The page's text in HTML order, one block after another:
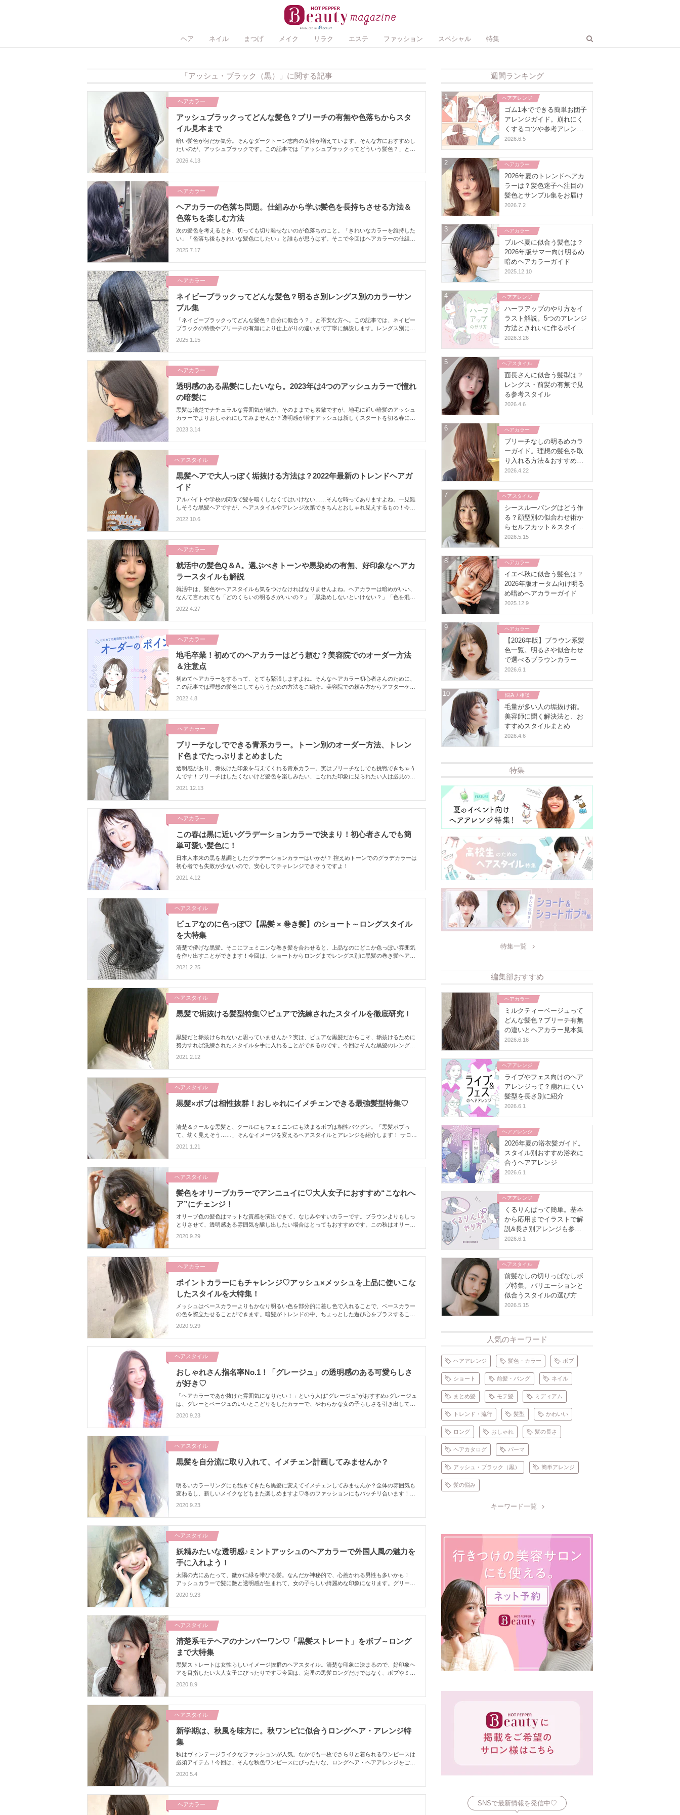
ヘア ネイル まつげ メイク リラク エステ ファッション スペシャル 特集
「アッシュ・ブラック（黒）」に関する記事
アッシュブラックってどんな髪色？ブリーチの有無や色落ちからスタ
イル見本まで
暗い髪色が何だか気分。そんなダークトーン志向の女性が増えています。そんな方におすすめし
たいのが、アッシュブラックです。この記事では「アッシュブラックってどういう髪色？」とい
ヘアカラー
2026.4.13
ヘアカラーの色落ち問題。仕組みから学ぶ髪色を長持ちさせる方法＆
色落ちを楽しむ方法
次の髪色を考えるとき、切っても切り離せないのが色落ちのこと。「きれいなカラーを維持した
い」「色落ち後もきれいな髪色にしたい」と誰もが思うはず。そこで今回はヘアカラーの仕組み
ヘアカラー
2025.7.17
ネイビーブラックってどんな髪色？明るさ別レングス別のカラーサン
プル集
「ネイビーブラックってどんな髪色？自分に似合う？」と不安な方へ。この記事では、ネイビー
ブラックの特徴やブリーチの有無により仕上がりの違いまで丁寧に解説します。レングス別にカ
ヘアカラー
2025.1.15
透明感のある黒髪にしたいなら。2023年は4つのアッシュカラーで憧れ
の暗髪に
黒髪は清楚でナチュラルな雰囲気が魅力。そのままでも素敵ですが、地毛に近い暗髪のアッシュ
カラーでよりおしゃれにしてみませんか？透明感が増すアッシュは新しくスタートを切る春にぴ
ヘアカラー
2023.3.14
黒髪ヘアで大人っぽく垢抜ける方法は？2022年最新のトレンドヘアガ
イド
アルバイトや学校の関係で髪を暗くしなくてはいけない……そんな時ってありますよね。一見難
しそうな黒髪ヘアですが、ヘアスタイルやアレンジ次第できちんとおしゃれ見えするもの！今回
ヘアスタイル
2022.10.6
就活中の髪色Q＆A。選ぶべきトーンや黒染めの有無、好印象なヘアカ
ラースタイルも解説
就活中は、髪色やヘアスタイルも気をつけなければなりませんよね。ヘアカラーは暗めがいい、
なんて言われても「どのくらいの明るさがいいの？」「黒染めしないといけない？」「色を混ぜ
ヘアカラー
2022.4.27
地毛卒業！初めてのヘアカラーはどう頼む？美容院でのオーダー方法
＆注意点
初めてヘアカラーをするって、とても緊張しますよね。そんなヘアカラー初心者さんのために、
この記事では理想の髪色にしてもらうための方法をご紹介。美容院での頼み方からアフターケア
ヘアカラー
2022.4.8
ブリーチなしでできる青系カラー。トーン別のオーダー方法、トレン
ド色までたっぷりまとめました
透明感があり、垢抜けた印象を与えてくれる青系カラー。実はブリーチなしでも挑戦できちゃう
んです！ブリーチはしたくないけど髪色を楽しみたい、こなれた印象に見られたい人は必見の青
ヘアカラー
2021.12.13
この春は黒に近いグラデーションカラーで決まり！初心者さんでも簡
単可愛い髪色に！
日本人本来の黒を基調としたグラデーションカラーはいかが？ 控えめトーンでのグラデカラーは
初心者でも失敗が少ないので、安心してチャレンジできそうですよ！
ヘアカラー
2021.4.12
ピュアなのに色っぽ♡【黒髪 × 巻き髪】のショート～ロングスタイル
を大特集
清楚で儚げな黒髪。そこにフェミニンな巻き髪を合わせると、上品なのにどこか色っぽい雰囲気
を作り出すことができます！今回は、ショートからロングまでレングス別に黒髪の巻き髪ヘアを
ヘアスタイル
2021.2.25
黒髪で垢抜ける髪型特集♡ピュアで洗練されたスタイルを徹底研究！
黒髪だと垢抜けられないと思っていませんか？実は、ピュアな黒髪だからこそ、垢抜けるために
努力すれば洗練されたスタイルを手に入れることができるのです。今回はそんな黒髪のレングス
ヘアスタイル
2021.2.12
黒髮×ボブは相性抜群！おしゃれにイメチェンできる最強髪型特集♡
清楚＆クールな黒髪と、クールにもフェミニンにも決まるボブは相性バツグン。「黒髪ボブっ
て、幼く見えそう……」そんなイメージを変えるヘアスタイルとアレンジを紹介します！ サロン
たりな黒髮ボブを見つけてみて♡
ヘアスタイル
2021.1.21
髪色をオリーブカラーでアンニュイに♡大人女子におすすめ“こなれへ
ア”にチェンジ！
オリーブ色の髪色はマットな質感を演出できて、なじみやすいカラーです。ブラウンよりもしっ
とりさせて、透明感ある雰囲気を醸し出したい場合はとってもおすすめです。この秋はオリーブ
ヘアスタイル
2020.9.29
ポイントカラーにもチャレンジ♡アッシュ×メッシュを上品に使いこな
したスタイルを大特集！
メッシュはベースカラーよりもかなり明るい色を部分的に差し色で入れることで、ベースカラー
の色を際立たせることができます。暗髪がトレンドの中、ちょっとした遊び心をプラスすること
ヘアカラー
2020.9.29
おしゃれさん指名率No.1！「グレージュ」の透明感のある可愛らしさ
が好き♡
「ヘアカラーであか抜けた雰囲気になりたい！」という人は“グレージュ”がおすすめ♪グレージュ
は、グレーとベージュのいいとこどりをしたカラーで、やわらかな女の子らしさを引き出してく
ヘアスタイル
2020.9.23
黒髪を自分流に取り入れて、イメチェン計画してみませんか？
明るいカラーリングにも飽きてきたら黒髪に変えてイメチェンしてみませんか？全体の雰囲気も
変わるし、新しいメイクなどもまた楽しめますよ♡冬のファッションにもバッチリ合います！髪
ヘアスタイル
2020.9.23
妖精みたいな透明感♪ミントアッシュのヘアカラーで外国人風の魅力を
手に入れよう！
太陽の光にあたって、微かに緑を帯びる髪。なんだか神秘的で、心惹かれる男性も多いかも！
アッシュカラーで髪に艶と透明感が生まれて、女の子らしい綺麗めな印象になります。グリーン
ヘアスタイル
2020.9.23
清楚系モテヘアのナンバーワン♡「黒髪ストレート」をボブ～ロング
まで大特集
黒髪ストレートは女性らしいイメージ抜群のヘアスタイル。清楚な印象に決まるので、好印象ヘ
アを目指したい大人女子にぴったりです♡今回は、定番の黒髪ロングだけではなく、ボブやミデ
ヘアスタイル
2020.8.9
新学期は、秋風を味方に。秋ワンピに似合うロングヘア・アレンジ特
集
秋はヴィンテージライクなファッションが人気。なかでも一枚でさらりと着られるワンピースは
必須アイテム！今回は、そんな秋色ワンピースにぴったりな、ロングヘア・ヘアアレンジをご紹
ヘアスタイル
2020.5.4
ヘアカラー
週間ランキング
1
ゴム1本でできる簡単お団子
アレンジガイド。崩れにく
くするコツや参考アレンジ
も
ヘアアレンジ
2026.6.5
2
2026年夏のトレンドヘアカ
ラーは？髪色迷子へ注目の
髪色とサンプル集をお届け
ヘアカラー
2026.7.2
3
ブルベ夏に似合う髪色は？
2026年版サマー向け明るめ
暗めヘアカラーガイド
ヘアカラー
2025.12.10
4
ハーフアップのやり方をイ
ラスト解説。5つのアレンジ
方法ときれいに作るポイン
ト
ヘアアレンジ
2026.3.26
5
面長さんに似合う髪型は？
レングス・前髪の有無で見
る参考スタイル
ヘアスタイル
2026.4.6
6
ブリーチなしの明るめカラ
ーガイド。理想の髪色を取
り入れる方法＆おすすめカ
ラーリスト
ヘアカラー
2026.4.22
7
シースルーバングはどう作
る？顔型別の似合わせ術か
らセルフカット＆スタイリ
ングまで
ヘアスタイル
2026.5.15
8
イエベ秋に似合う髪色は？
2026年版オータム向け明る
め暗めヘアカラーガイド
ヘアカラー
2025.12.9
9
【2026年版】ブラウン系髪
色一覧。明るさや似合わせ
で選べるブラウンカラー
ヘアカラー
2026.6.1
10
毛量が多い人の垢抜け術。
美容師に聞く解決法と、お
すすめスタイルまとめ
悩み / 相談
2026.4.6
特集
特集一覧
編集部おすすめ
ミルクティーベージュって
どんな髪色？ブリーチ有無
の違いとヘアカラー見本集
ヘアカラー
2026.6.16
ライブやフェス向けのヘア
アレンジって？崩れにくい
髪型を長さ別に紹介
ヘアアレンジ
2026.6.1
2026年夏の浴衣髪ガイド。
スタイル別おすすめ浴衣に
合うヘアアレンジ
ヘアアレンジ
2026.6.1
くるりんぱって簡単。基本
から応用までイラストで解
説&長さ別アレンジも参考
に
ヘアアレンジ
2026.6.1
前髪なしの切りっぱなしボ
ブ特集。バリエーションと
似合うスタイルの選び方
ヘアスタイル
2026.5.15
人気のキーワード
ヘアアレンジ 髪色・カラー ボブ
ショート 前髪・バング ネイル
まとめ髪 モテ髪 ミディアム
トレンド・流行 髪型 かわいい
ロング おしゃれ 髪の長さ
ヘアカタログ パーマ
アッシュ・ブラック（黒） 簡単アレンジ
髪の悩み
キーワード一覧
SNSで最新情報を発信中♡